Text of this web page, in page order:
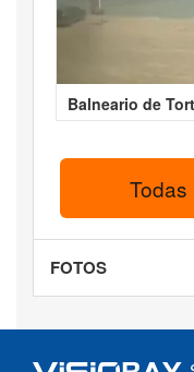
Balneario de
FOTOS